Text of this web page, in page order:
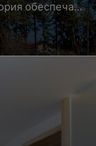
обеспечат
здоровья